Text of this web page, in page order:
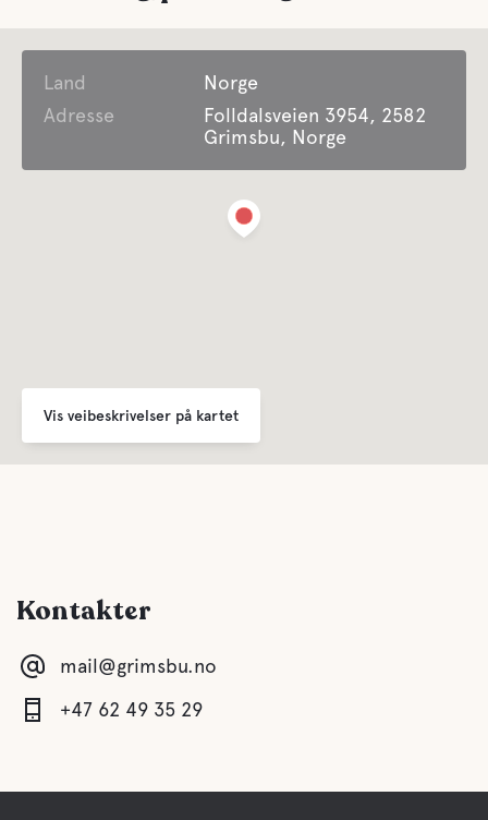
Land
Norge
Adresse
Folldalsveien 3954, 2582
Grimsbu, Norge
Vis veibeskrivelser på kartet
Kontakter
mail@grimsbu.no
+47 62 49 35 29